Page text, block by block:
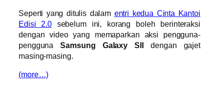
Seperti yang ditulis dalam entri kedua Cinta Kantoi
Edisi 2.0sebelum ini, korang boleh berinteraksi
dengan video yang memaparkan aksi pengguna-
penggunaSamsung Galaxy SIIdengan gajet
masing-masing.
(more…)